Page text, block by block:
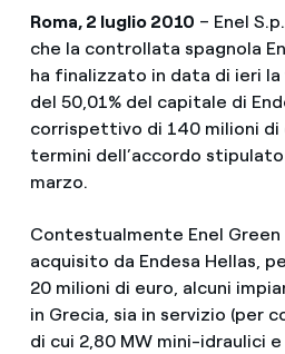
Roma, 2 luglio 2010 – Enel
che la controllata spagnola
ha finalizzato in data di ieri
del 50,01% del capitale di
corrispettivo di 140 milioni di
termini dell’accordo
marzo.
Contestualmente Enel Green
acquisito da Endesa Hellas,
20 milioni di euro, alcuni
in Grecia, sia in servizio (per
di cui 2,80 MW mini-idraulici